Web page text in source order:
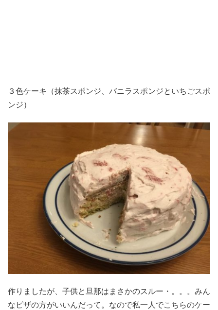
３色ケーキ（抹茶スポンジ、バニラスポンジといちごスポ
ンジ）
作りましたが、子供と旦那はまさかのスルー・。。。みん
なピザの方がいいんだって。なので私一人でこちらのケー